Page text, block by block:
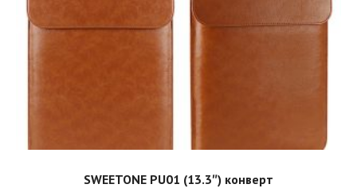
ADD TO CART
SWEETONE PU01 (13.3″) конверт